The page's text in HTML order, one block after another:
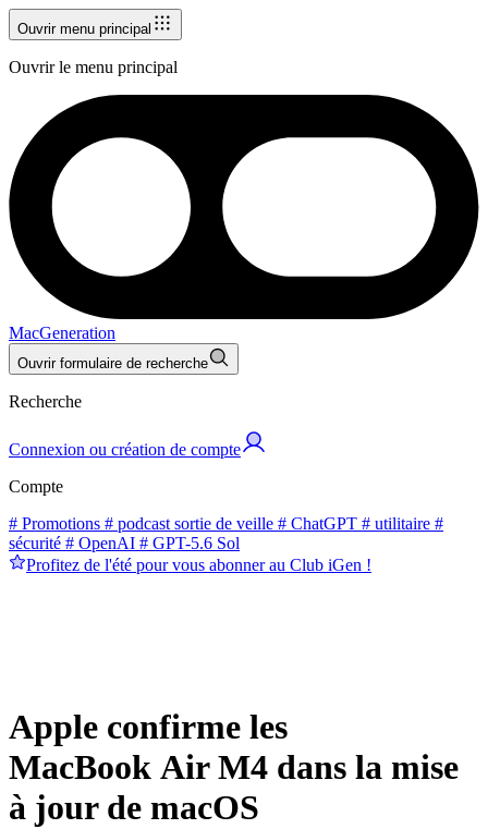
Ouvrir menu principal
Ouvrir le menu principal
MacGeneration
Ouvrir formulaire de recherche
Recherche
Connexion ou création de compte
Compte
# Promotions # podcast sortie de veille # ChatGPT # utilitaire #
sécurité # OpenAI # GPT-5.6 Sol
Profitez de l'été pour vous abonner au Club iGen !
Apple confirme les
MacBook Air M4 dans la mise
à jour de macOS